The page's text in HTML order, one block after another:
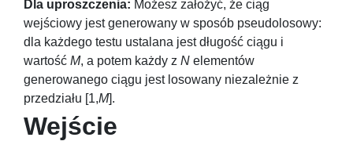
Dla uproszczenia: Możesz założyć, że ciąg
wejściowy jest generowany w sposób pseudolosowy:
dla każdego testu ustalana jest długość ciągu i
wartość M, a potem każdy z N elementów
generowanego ciągu jest losowany niezależnie z
przedziału [1,M].
Wejście